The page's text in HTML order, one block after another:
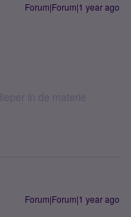
Forum|Forum|1 year ago
in de materie
Forum|Forum|1 year ago